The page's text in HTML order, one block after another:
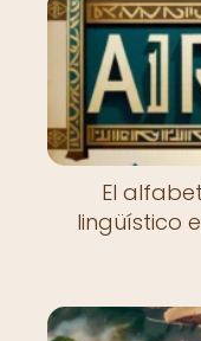
El
lingüístico